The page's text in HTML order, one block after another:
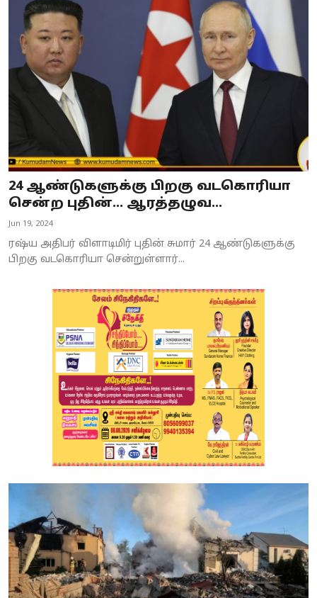
24 ஆண்டுகளுக்கு பிறகு வடகொரியா
சென்ற புதின்... ஆரத்தழுவ...
Jun 19, 2024
ரஷ்ய அதிபர் விளாடிமிர் புதின் சுமார் 24 ஆண்டுகளுக்கு
பிறகு வடகொரியா சென்றுள்ளார்...